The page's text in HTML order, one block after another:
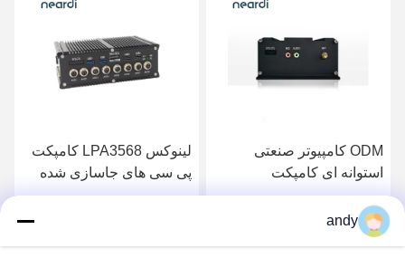
ODM کامپیوتر صنعتی
استوانه ای کامپکت
RK3399pro
بهترین قیمت رو بدست بیار
لینوکس LPA3568 کامپکت
پی سی های جاسازی شده
Box RK3568 Fanless
بهترین قیمت رو بدست بیار andy